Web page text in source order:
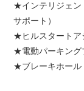
★インテリジェン
サポート）
★ヒルスタートア
★電動パーキング
★ブレーキホール